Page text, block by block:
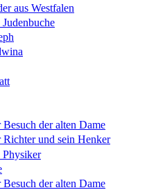
aus Westfalen
Besuch der alten Dame
Richter und sein Henker
Besuch der alten Dame